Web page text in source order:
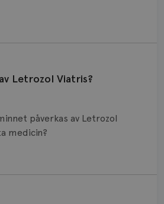
Letrozol Viatris?
påverkas av Letrozol
byta medicin?